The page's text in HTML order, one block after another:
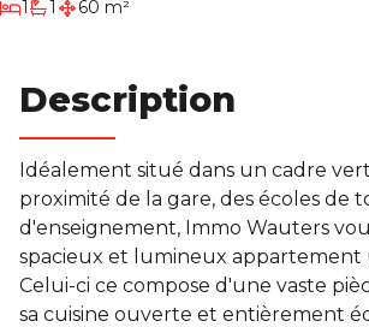
Notre Histoire
Contact
Condition générales
1chambre
1
salle de bain
60 m²
Description
Idéalement situé dans un cadre
proximité de la gare, des écoles de
d'enseignement, Immo Wauters
spacieux et lumineux appartement
Celui-ci ce compose d'une vaste
sa cuisine ouverte et entièrement